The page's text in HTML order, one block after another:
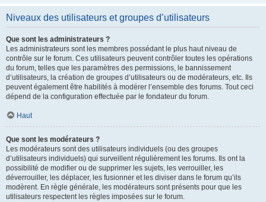
Niveaux des utilisateurs et groupes d’utilisateurs
Que sont les administrateurs ?
Les administrateurs sont les membres possédant le plus haut niveau de
contrôle sur le forum. Ces utilisateurs peuvent contrôler toutes les opérations
du forum, telles que les paramètres des permissions, le bannissement
d’utilisateurs, la création de groupes d’utilisateurs ou de modérateurs, etc. Ils
peuvent également être habilités à modérer l’ensemble des forums. Tout ceci
dépend de la configuration effectuée par le fondateur du forum.
Haut
Que sont les modérateurs ?
Les modérateurs sont des utilisateurs individuels (ou des groupes
d’utilisateurs individuels) qui surveillent régulièrement les forums. Ils ont la
possibilité de modifier ou de supprimer les sujets, les verrouiller, les
déverrouiller, les déplacer, les fusionner et les diviser dans le forum qu’ils
modèrent. En règle générale, les modérateurs sont présents pour que les
utilisateurs respectent les règles imposées sur le forum.